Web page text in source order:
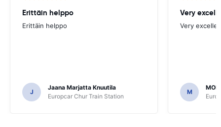
Erittäin helppo
Erittäin helppo
J
Jaana Marjatta Knuutila
Europcar Chur Train Station
Very
Very
M